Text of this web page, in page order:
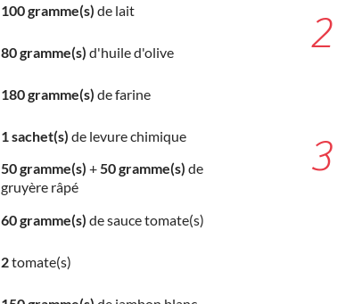
100 gramme(s) de lait
80 gramme(s) d'huile d'olive
180 gramme(s) de farine
1 sachet(s) de levure chimique
50 gramme(s) +50 gramme(s) de
gruyère râpé
60 gramme(s) de sauce tomate(s)
2tomate(s)
2
3